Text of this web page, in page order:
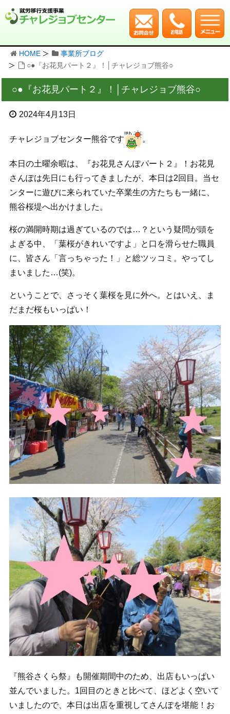
HOME
事業所ブログ
○●『お花見パート２』！│チャレジョブ熊谷○
○●『お花見パート２』！│チャレジョブ熊谷○
2024年4月13日
チャレジョブセンター熊谷です
本日の土曜余暇は、『お花見さんぽパート２』！お花見
さんぽは先日にも行ってきましたが、本日は2回目。当セ
ンターに遊びに来られていた卒業生の方たちも一緒に、
熊谷桜堤へ出かけました。
桜の満開時期は過ぎているのでは…？という疑問が頭を
よぎる中、「葉桜がきれいですよ」と口を滑らせた職員
に、皆さん「言っちゃった！」と総ツッコミ。やってし
まいました…(笑)。
ということで、さっそく葉桜を見に外へ。とはいえ、ま
だまだ桜もいっぱい！
『熊谷さくら祭』も開催期間中のため、出店もいっぱい
並んでいました。1回目のときと比べて、ほどよく空いて
いましたので、本日は出店を重視してさんぽを堪能！お